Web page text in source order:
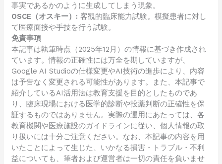
事実であるかのように生成してしまう現象。
OSCE（オスキー）: 客観的臨床能力試験。模擬患者に対し
て医療面接や手技を行う試験。
免責事項
本記事は執筆時点（2025年12月）の情報に基づき作成され
ています。情報の正確性には万全を期していますが、
Google AI Studioの仕様変更やAI技術の進歩により、内容
は予告なく変更される可能性があります。また、本記事で
紹介しているAI活用法は教育支援を目的としたものであ
り、臨床現場における医学的診断や投薬判断の正確性を保
証するものではありません。実際の運用にあたっては、各
教育機関や医療施設のガイドラインに従い、個人情報の取
り扱いには十分ご注意ください。なお、本記事の内容を用
いたことによって生じた、いかなる損害・トラブル・不利
益についても、筆者および運営者は一切の責任を負いませ